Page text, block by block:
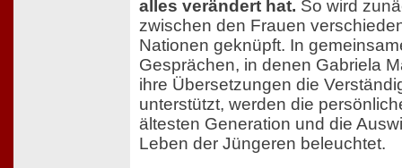
alles verändert hat. So wird
zwischen den Frauen
Nationen geknüpft. In
Gesprächen, in denen Gabriela
ihre Übersetzungen die
unterstützt, werden die
ältesten Generation und die
Leben der Jüngeren beleuchtet.